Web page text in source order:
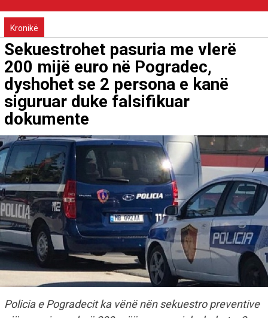
Kronikë
Sekuestrohet pasuria me vlerë
200 mijë euro në Pogradec,
dyshohet se 2 persona e kanë
siguruar duke falsifikuar
dokumente
Policia e Pogradecit ka vënë nën sekuestro preventive